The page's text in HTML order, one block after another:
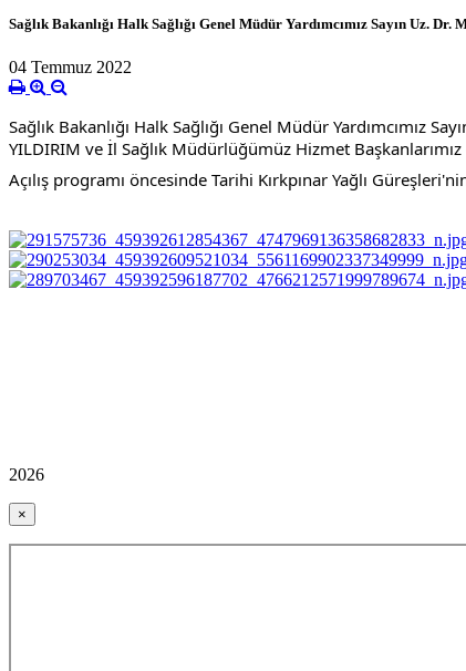
Sağlık Bakanlığı Halk Sağlığı Genel Müdür Yardımcımız Sayın Uz.
04 Temmuz 2022
Sağlık Bakanlığı Halk Sağlığı Genel Müdür Yardımcımız
YILDIRIM ve İl Sağlık Müdürlüğümüz Hizmet Başkanlarımız
Açılış programı öncesinde Tarihi Kırkpınar Yağlı
2026
×